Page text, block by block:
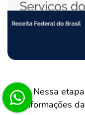
Nessa
informações